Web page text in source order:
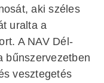
aki széles
uralta a
A NAV Dél-
bűnszervezetben
vesztegetés